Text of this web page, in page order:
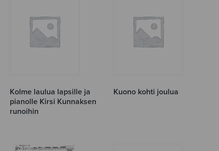
Kolme laulua lapsille ja
pianolle Kirsi Kunnaksen
runoihin
Kuono kohti joulua